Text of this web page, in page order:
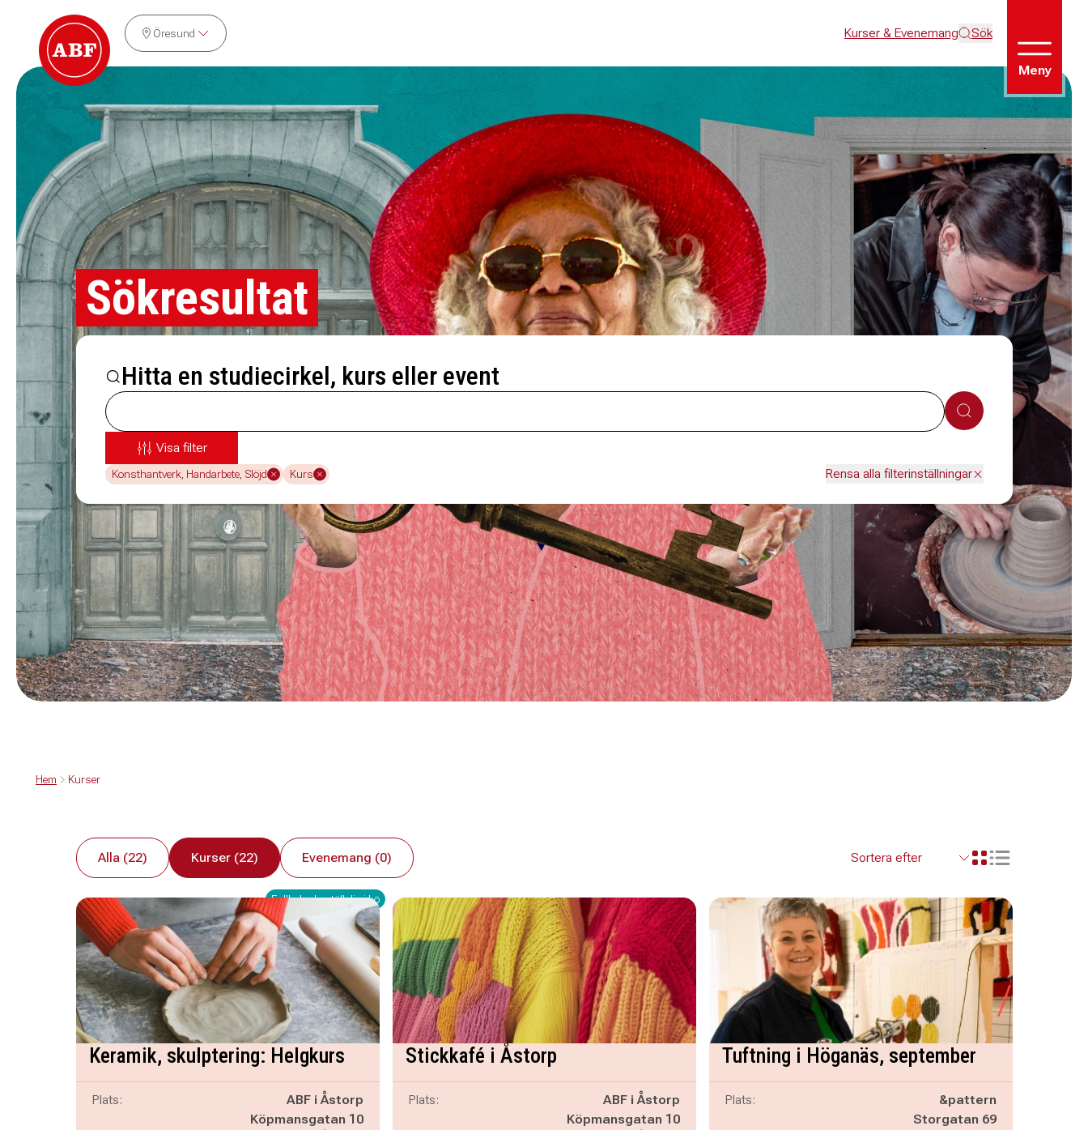
Öresund Kurser & Evenemang Sök
Meny
Sökresultat
Hitta en studiecirkel, kurs eller event
Sök
Visa filter
Konsthantverk, Handarbete, Slöjd Kurs Rensa alla filterinställningar
Hem Kurser
Alla (22) Kurser (22) Evenemang (0) Visa resultaten i ett
Visa resultaten
Fullbokad - ställ dig i kö
Keramik, skulptering: Helgkurs
Plats:
ABF i Åstorp
Köpmansgatan 10
Stickkafé i Åstorp
Plats:
ABF i Åstorp
Köpmansgatan 10
Tuftning i Höganäs, september
Plats:
&pattern
Storgatan 69